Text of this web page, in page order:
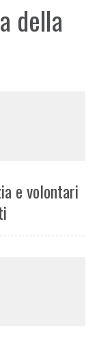
della
e volontari